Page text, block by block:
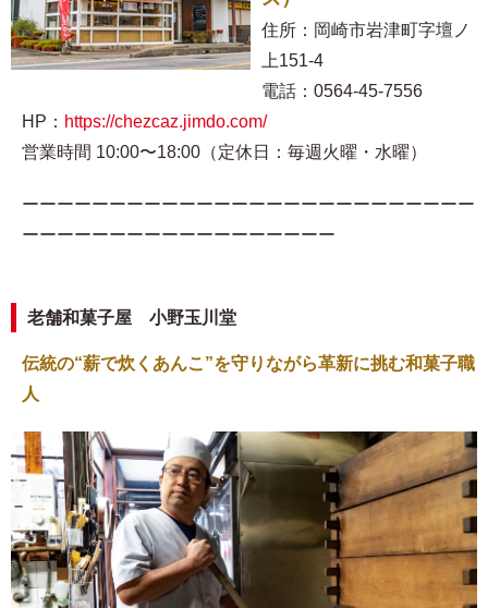
住所：岡崎市岩津町字壇ノ
上151-4
電話：0564-45-7556
HP： https://chezcaz.jimdo.com/
営業時間 10:00〜18:00（定休日：毎週火曜・水曜）
ーーーーーーーーーーーーーーーーーーーーーーーーーー
ーーーーーーーーーーーーーーーーーー
老舗和菓子屋 小野玉川堂
伝統の“薪で炊くあんこ”を守りながら革新に挑む和菓子職
人